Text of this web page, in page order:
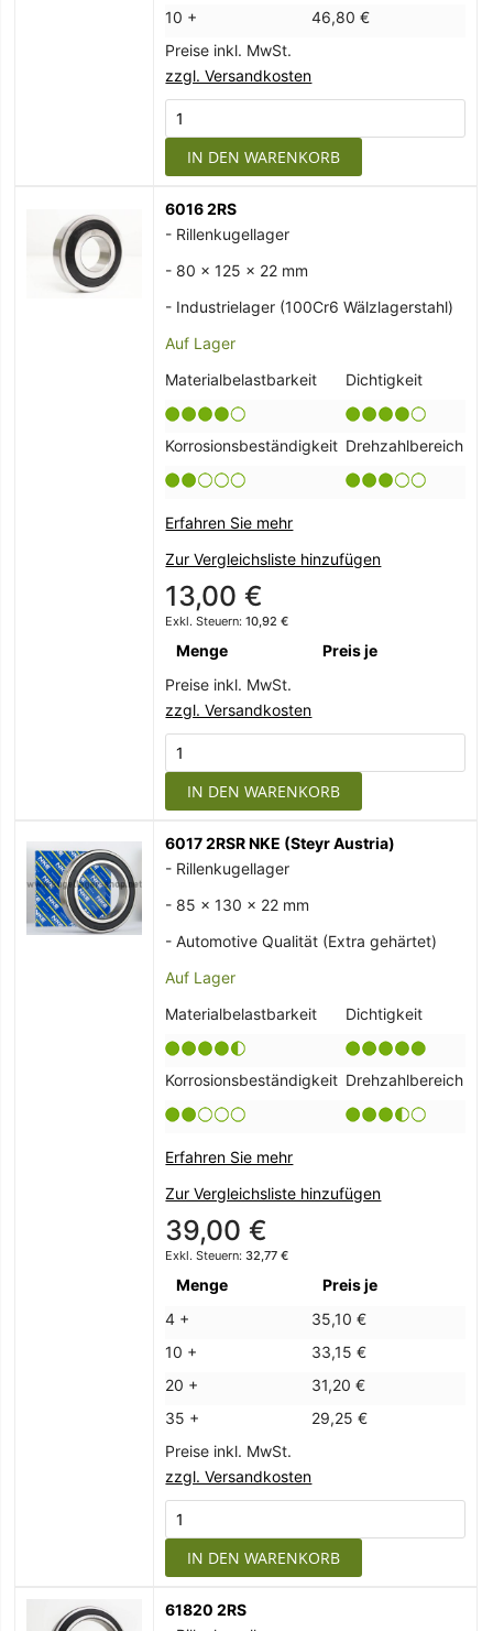
10 +
46,80 €
Preise inkl. MwSt.
zzgl. Versandkosten
IN DEN WARENKORB
6016 2RS
- Rillenkugellager
- 80 x 125 x 22 mm
- Industrielager (100Cr6 Wälzlagerstahl)
Auf Lager
Materialbelastbarkeit
Dichtigkeit
Korrosionsbeständigkeit Drehzahlbereich
Erfahren Sie mehr
Zur Vergleichsliste hinzufügen
13,00 €
10,92 €
Menge
Preis je
Preise inkl. MwSt.
zzgl. Versandkosten
IN DEN WARENKORB
6017 2RSR NKE (Steyr Austria)
- Rillenkugellager
- 85 x 130 x 22 mm
- Automotive Qualität (Extra gehärtet)
Auf Lager
Materialbelastbarkeit
Dichtigkeit
Korrosionsbeständigkeit Drehzahlbereich
Erfahren Sie mehr
Zur Vergleichsliste hinzufügen
39,00 €
32,77 €
Menge
Preis je
4 +
35,10 €
10 +
33,15 €
20 +
31,20 €
35 +
29,25 €
Preise inkl. MwSt.
zzgl. Versandkosten
IN DEN WARENKORB
61820 2RS